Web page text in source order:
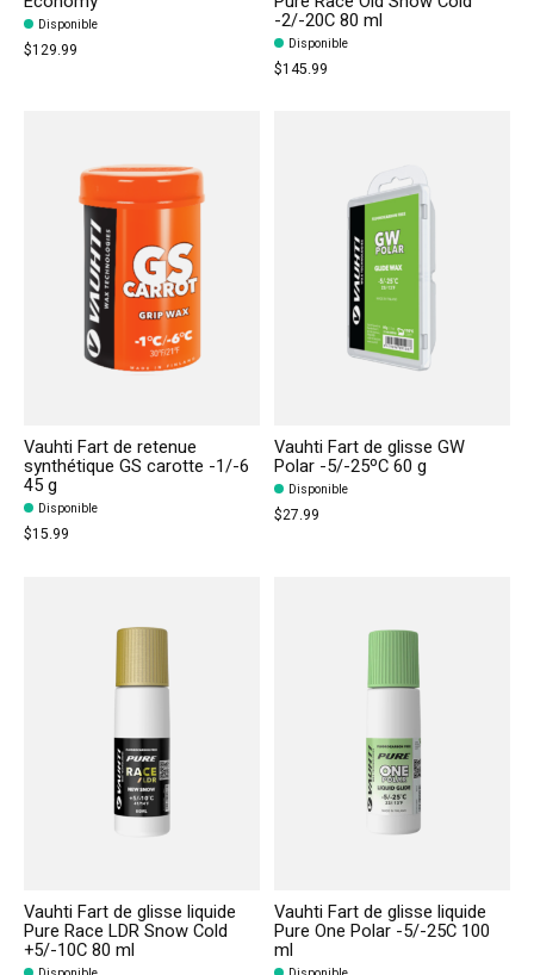
Disponible
$129.99
-2/-20C 80 ml
Disponible
$145.99
Vauhti Fart de retenue
synthétique GS carotte -1/-6
45 g
Disponible
$15.99
Vauhti Fart de glisse GW
Polar -5/-25ºC 60 g
Disponible
$27.99
Vauhti Fart de glisse liquide
Pure Race LDR Snow Cold
+5/-10C 80 ml
Vauhti Fart de glisse liquide
Pure One Polar -5/-25C 100
ml